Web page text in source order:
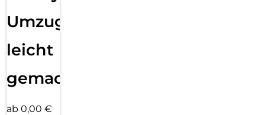
Umzug
leicht
gemacht!
ab 0,00 €